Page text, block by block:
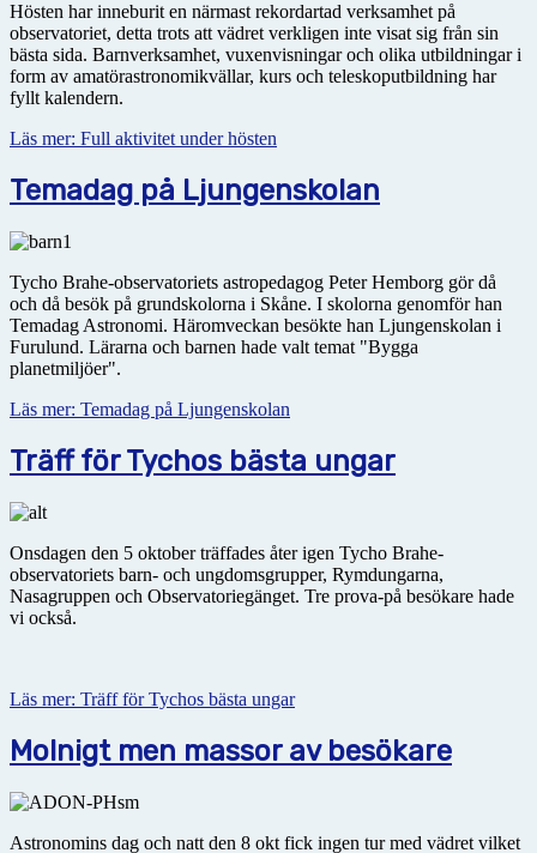
Hösten har inneburit en närmast rekordartad verksamhet på
observatoriet, detta trots att vädret verkligen inte visat sig från sin
bästa sida. Barnverksamhet, vuxenvisningar och olika utbildningar i
form av amatörastronomikvällar, kurs och teleskoputbildning har
fyllt kalendern.
Läs mer: Full aktivitet under hösten
Temadag på Ljungenskolan
Tycho Brahe-observatoriets astropedagog Peter Hemborg gör då
och då besök på grundskolorna i Skåne. I skolorna genomför han
Temadag Astronomi. Häromveckan besökte han Ljungenskolan i
Furulund. Lärarna och barnen hade valt temat "Bygga
planetmiljöer".
Läs mer: Temadag på Ljungenskolan
Träff för Tychos bästa ungar
Onsdagen den 5 oktober träffades åter igen Tycho Brahe-
observatoriets barn- och ungdomsgrupper, Rymdungarna,
Nasagruppen och Observatoriegänget. Tre prova-på besökare hade
vi också.
Läs mer: Träff för Tychos bästa ungar
Molnigt men massor av besökare
Astronomins dag och natt den 8 okt fick ingen tur med vädret vilket